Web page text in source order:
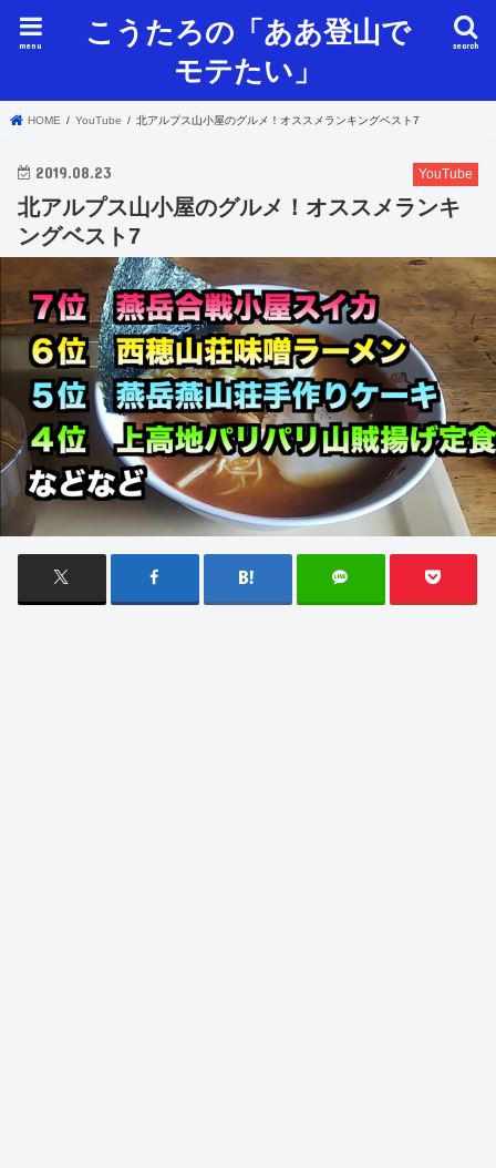
こうたろの「ああ登山で
モテたい」
search
menu
HOME YouTube 北アルプス山小屋のグルメ！オススメランキングベスト7
YouTube
2019.08.23
北アルプス山小屋のグルメ！オススメランキ
ングベスト7